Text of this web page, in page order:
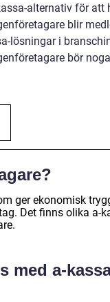
alternativ för att
blir
lösningar i
bör noga
ger ekonomisk
Det finns olika a-
med a-